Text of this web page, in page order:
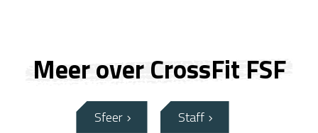
Meer over CrossFit FSF
Sfeer Staff